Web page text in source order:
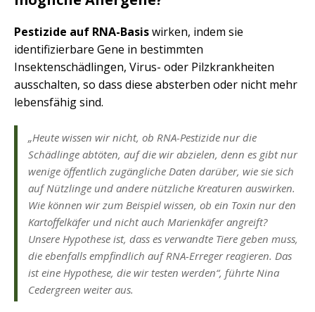
Pestizide auf RNA-Basiswirken, indem sie
identifizierbare Gene in bestimmten
Insektenschädlingen, Virus- oder Pilzkrankheiten
ausschalten, so dass diese absterben oder nicht mehr
lebensfähig sind.
„Heute wissen wir nicht, ob RNA-Pestizide nur die
Schädlinge abtöten, auf die wir abzielen, denn es gibt nur
wenige öffentlich zugängliche Daten darüber, wie sie sich
auf Nützlinge und andere nützliche Kreaturen auswirken.
Wie können wir zum Beispiel wissen, ob ein Toxin nur den
Kartoffelkäfer und nicht auch Marienkäfer angreift?
Unsere Hypothese ist, dass es verwandte Tiere geben muss,
die ebenfalls empfindlich auf RNA-Erreger reagieren. Das
ist eine Hypothese, die wir testen werden“, führte Nina
Cedergreen weiter aus.